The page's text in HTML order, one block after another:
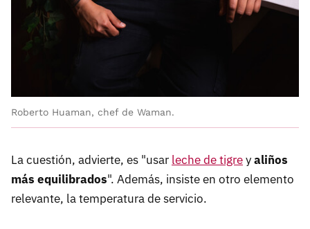
Roberto Huaman, chef de Waman.
La cuestión, advierte, es "usar leche de tigreyaliños
más equilibrados". Además, insiste en otro elemento
relevante, la temperatura de servicio.